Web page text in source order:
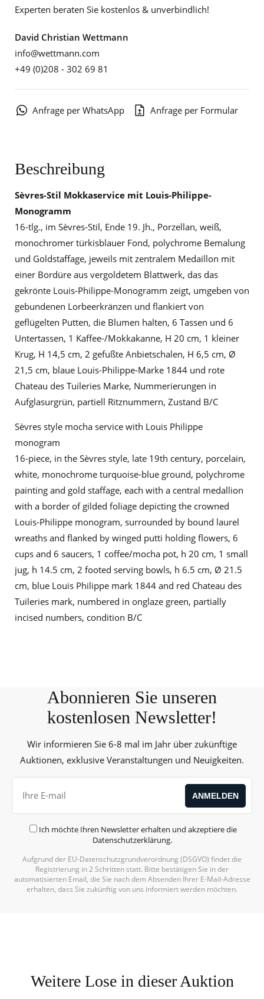
Experten beraten Sie kostenlos & unverbindlich!
David Christian Wettmann
info@wettmann.com
+49 (0)208 - 302 69 81
Anfrage per WhatsApp Anfrage per Formular
Beschreibung
Sèvres-Stil Mokkaservice mit Louis-Philippe-
Monogramm
16-tlg., im Sèvres-Stil, Ende 19. Jh., Porzellan, weiß,
monochromer türkisblauer Fond, polychrome Bemalung
und Goldstaffage, jeweils mit zentralem Medaillon mit
einer Bordüre aus vergoldetem Blattwerk, das das
gekrönte Louis-Philippe-Monogramm zeigt, umgeben von
gebundenen Lorbeerkränzen und flankiert von
geflügelten Putten, die Blumen halten, 6 Tassen und 6
Untertassen, 1 Kaffee-/Mokkakanne, H 20 cm, 1 kleiner
Krug, H 14,5 cm, 2 gefußte Anbietschalen, H 6,5 cm, Ø
21,5 cm, blaue Louis-Philippe-Marke 1844 und rote
Chateau des Tuileries Marke, Nummerierungen in
Aufglasurgrün, partiell Ritznummern, Zustand B/C
Sèvres style mocha service with Louis Philippe
monogram
16-piece, in the Sèvres style, late 19th century, porcelain,
white, monochrome turquoise-blue ground, polychrome
painting and gold staffage, each with a central medallion
with a border of gilded foliage depicting the crowned
Louis-Philippe monogram, surrounded by bound laurel
wreaths and flanked by winged putti holding flowers, 6
cups and 6 saucers, 1 coffee/mocha pot, h 20 cm, 1 small
jug, h 14.5 cm, 2 footed serving bowls, h 6.5 cm, Ø 21.5
cm, blue Louis Philippe mark 1844 and red Chateau des
Tuileries mark, numbered in onglaze green, partially
incised numbers, condition B/C
Abonnieren Sie unseren
kostenlosen Newsletter!
Wir informieren Sie 6-8 mal im Jahr über zukünftige
Auktionen, exklusive Veranstaltungen und Neuigkeiten.
Ich möchte Ihren Newsletter erhalten und akzeptiere die
Datenschutzerklärung.
Aufgrund der EU-Datenschutzgrundverordnung (DSGVO) findet die
Registrierung in 2 Schritten statt. Bitte bestätigen Sie in der
automatisierten Email, die Sie nach dem Absenden Ihrer E-Mail-Adresse
erhalten, dass Sie zukünftig von uns informiert werden möchten.
Weitere Lose in dieser Auktion